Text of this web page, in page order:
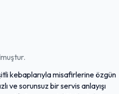
kebaplarıyla misafirlerine özgün
ve sorunsuz bir servis anlayışı